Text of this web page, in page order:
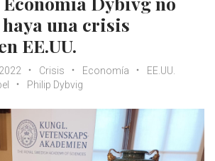
una crisis
EE.UU.
Crisis Economía
EE.UU.
Philip Dybvig